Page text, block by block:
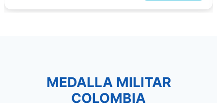
MEDALLA MILITAR
COLOMBIA